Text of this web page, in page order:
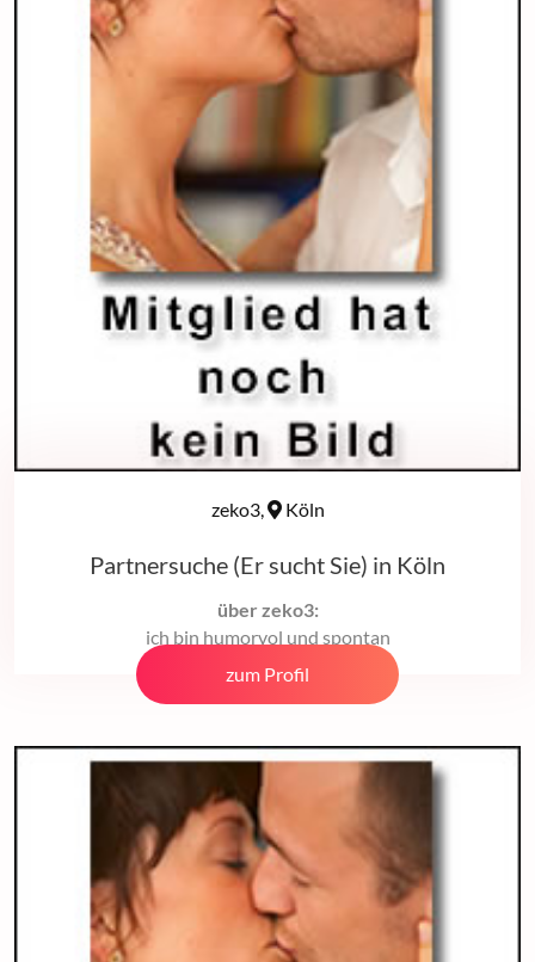
zeko3, Köln
Partnersuche (Er sucht Sie) in Köln
über zeko3:
ich bin humorvol und spontan
zum Profil